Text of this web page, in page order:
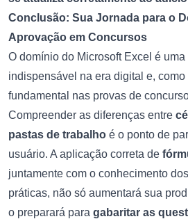
Conclusão: Sua Jornada para o
Aprovação em Concursos
O domínio do Microsoft Excel é
indispensável na era digital e,
fundamental nas provas de
Compreender as diferenças entre
pastas de trabalho é o ponto de
usuário. A aplicação correta de
juntamente com o conhecimento
práticas, não só aumentará sua
o preparará para gabaritar as